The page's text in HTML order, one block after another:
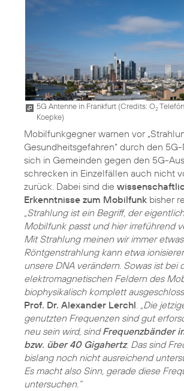
5G Antenne in Frankfurt (Credits: O2
Koepke)
Mobilfunkgegner warnen vor
Gesundheitsgefahren“ durch den
sich in Gemeinden gegen den 5G-
schrecken in Einzelfällen auch nicht
zurück. Dabei sind die
Erkenntnisse zum Mobilfunk bisher
„Strahlung ist ein Begriff, der
Mobilfunk passt und hier irreführend
Mit Strahlung meinen wir immer
Röntgenstrahlung kann etwa
unsere DNA verändern. Sowas ist bei
elektromagnetischen Feldern des
biophysikalisch komplett
Prof. Dr. Alexander Lerchl. „Die
genutzten Frequenzen sind gut
neu sein wird, sindFrequenzbänder
bzw. über 40 Gigahertz. Das sind
bislang noch nicht ausreichend
Es macht also Sinn, gerade diese
untersuchen.“